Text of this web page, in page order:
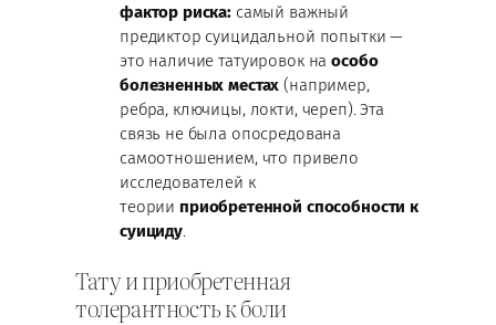
фактор риска: самый важный
предиктор суицидальной попытки —
это наличие татуировок наособо
болезненных местах (например,
ребра, ключицы, локти, череп). Эта
связь не была опосредована
самоотношением, что привело
исследователей к
теории приобретенной способности к
суициду.
Тату и приобретенная
толерантность к боли